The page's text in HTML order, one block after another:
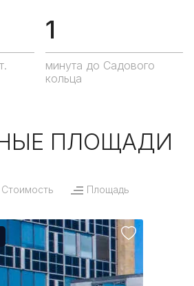
1
минута до Садового
кольца
ПЛОЩАДИ
Стоимость Площадь